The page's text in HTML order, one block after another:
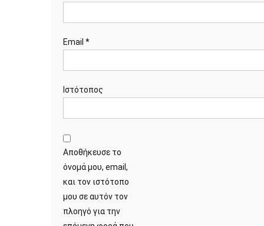
Email *
Ιστότοπος
Αποθήκευσε το
όνομά μου, email,
και τον ιστότοπο
μου σε αυτόν τον
πλοηγό για την